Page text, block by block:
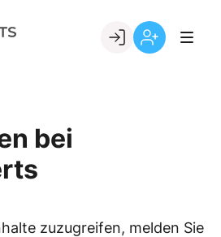
bei
zuzugreifen, melden Sie